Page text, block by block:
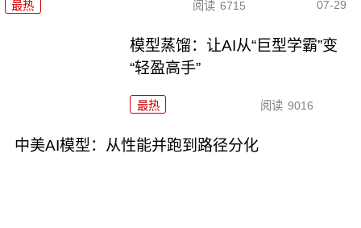
最热 阅读 6715 07-29
模型蒸馏：让AI从“巨型学霸”变
“轻盈高手”
最热 阅读 9016
中美AI模型：从性能并跑到路径分化